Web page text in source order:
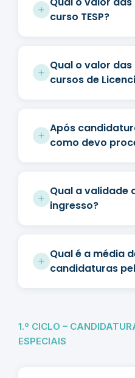
curso TESP?
Qual o valor
cursos de
Após
como devo
Qual a validade
ingresso?
Qual é a média
candidaturas
1.º CICLO –
ESPECIAIS